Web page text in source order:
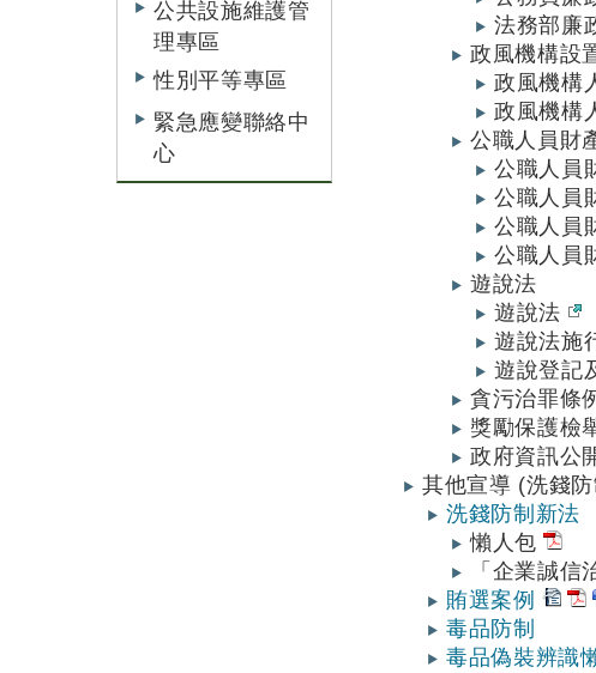
公共設施維護管
理專區
性別平等專區
緊急應變聯絡中
心
法務部廉
政風機構設
政風機構
政風機構
公職人員財
公職人員
公職人員
公職人員
公職人員
遊說法
遊說法
遊說法施
遊說登記
貪污治罪條
獎勵保護檢
政府資訊公
其他宣導 (洗錢
洗錢防制新法
懶人包
「企業誠
賄選案例
毒品防制
毒品偽裝辨識